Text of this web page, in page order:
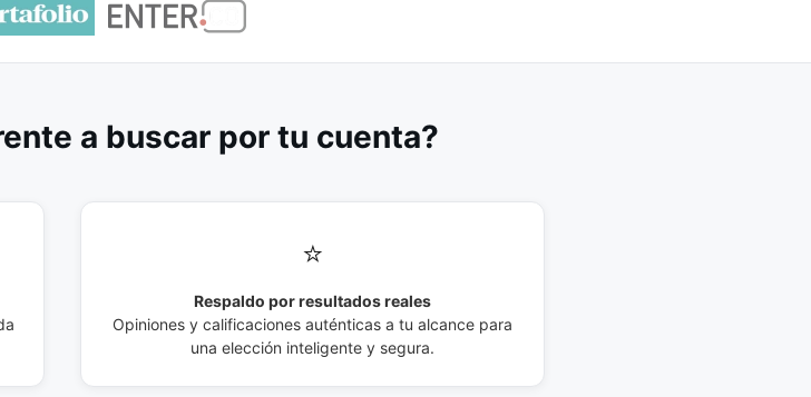
a buscar por tu cuenta?
⭐
Respaldo por resultados reales
Opiniones y calificaciones auténticas a tu alcance para
una elección inteligente y segura.